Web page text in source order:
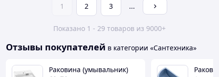
1 2 3 ...
Показано 1 - 29 товаров из 9000+
Отзывы покупателей в категории «Сантехника»
Раковина (умывальник)